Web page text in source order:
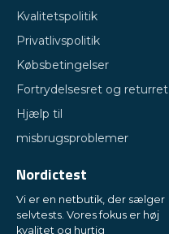
Kvalitetspolitik
Privatlivspolitik
Købsbetingelser
Fortrydelsesret og returret
Hjælp til
misbrugsproblemer
Nordictest
Vi er en netbutik, der sælger
selvtests. Vores fokus er høj
kvalitet og hurtig